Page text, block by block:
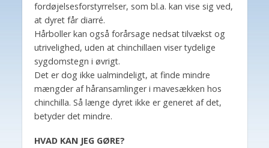
fordøjelsesforstyrrelser, som bl.a. kan vise sig ved,
at dyret får diarré.
Hårboller kan også forårsage nedsat tilvækst og
utrivelighed, uden at chinchillaen viser tydelige
sygdomstegn i øvrigt.
Det er dog ikke ualmindeligt, at finde mindre
mængder af håransamlinger i mavesækken hos
chinchilla. Så længe dyret ikke er generet af det,
betyder det mindre.
HVAD KAN JEG GØRE?